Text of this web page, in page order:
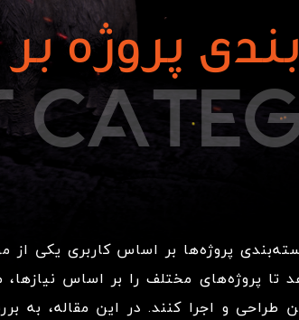
پروژه
CATE
پروژه‌ها بر اساس کاربری یکی
تا پروژه‌های مختلف را بر اساس نیازها،
و اجرا کنند. در این مقاله، به